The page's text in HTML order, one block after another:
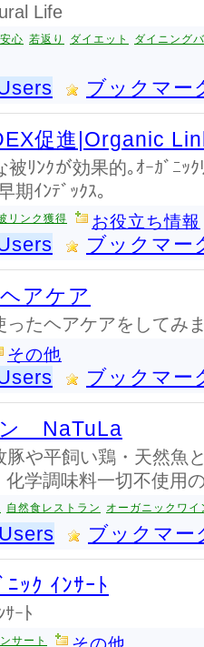
Life
安心 若返り ダイエット
ダイニング
ブックマー
促進|Organic
ﾘﾝｸが効果的｡ｵｰｶﾞﾆｯ
期ｲﾝﾃﾞｯｸｽ｡
リンク獲得 お役立ち情報
ブックマー
アケア
ったヘアケアをしてみ
その他
ブックマー
ン NaTuLa
豚や平飼い鶏・天然魚
学調味料一切不使用
自然食レストラン オーガニックワ
ブックマー
ﾆｯｸ ｲﾝｻｰﾄ
ｻｰﾄ
サート